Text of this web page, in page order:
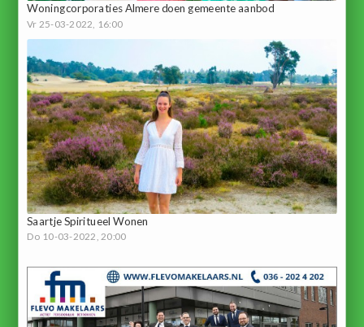
Woningcorporaties Almere doen gemeente aanbod
Vr 25-03-2022, 16:00
Saartje Spiritueel Wonen
Do 10-03-2022, 20:00